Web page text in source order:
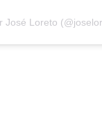
José Loreto